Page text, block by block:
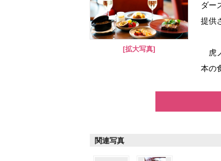
[拡大写真]
ダー
提供
虎
本の
関連写真